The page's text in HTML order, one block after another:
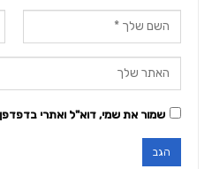
שמור את שמי, דוא"ל ואתרי